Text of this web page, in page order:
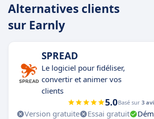
Alternatives clients
sur Earnly
SPREAD
Le logiciel pour fidéliser,
convertir et animer vos
clients
5.0Basé sur 3
Version gratuite Essai gratuit